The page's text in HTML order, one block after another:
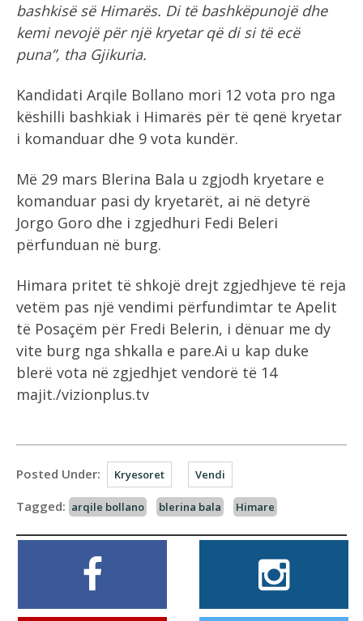
bashkisë së Himarës. Di të bashkëpunojë dhe
kemi nevojë për një kryetar që di si të ecë
puna”, tha Gjikuria.
Kandidati Arqile Bollano mori 12 vota pro nga
këshilli bashkiak i Himarës për të qenë kryetar
i komanduar dhe 9 vota kundër.
Më 29 mars Blerina Bala u zgjodh kryetare e
komanduar pasi dy kryetarët, ai në detyrë
Jorgo Goro dhe i zgjedhuri Fedi Beleri
përfunduan në burg.
Himara pritet të shkojë drejt zgjedhjeve të reja
vetëm pas një vendimi përfundimtar te Apelit
të Posaçëm për Fredi Belerin, i dënuar me dy
vite burg nga shkalla e pare.Ai u kap duke
blerë vota në zgjedhjet vendorë të 14
majit./vizionplus.tv
Posted Under: Kryesoret Vendi
Tagged: arqile bollano blerina bala Himare